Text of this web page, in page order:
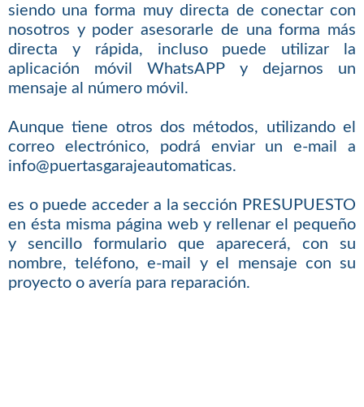
siendo una forma muy directa de conectar con
nosotros y poder asesorarle de una forma más
directa y rápida, incluso puede utilizar la
aplicación móvil WhatsAPP y dejarnos un
mensaje al número móvil.
Aunque tiene otros dos métodos, utilizando el
correo electrónico, podrá enviar un e-mail a
info@puertasgarajeautomaticas.
es o puede acceder a la sección PRESUPUESTO
en ésta misma página web y rellenar el pequeño
y sencillo formulario que aparecerá, con su
nombre, teléfono, e-mail y el mensaje con su
proyecto o avería para reparación.